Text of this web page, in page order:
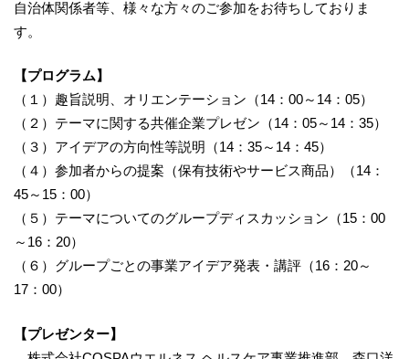
自治体関係者等、様々な方々のご参加をお待ちしておりま
す。
【プログラム】
（１）趣旨説明、オリエンテーション（14：00～14：05）
（２）テーマに関する共催企業プレゼン（14：05～14：35）
（３）アイデアの方向性等説明（14：35～14：45）
（４）参加者からの提案（保有技術やサービス商品）（14：
45～15：00）
（５）テーマについてのグループディスカッション（15：00
～16：20）
（６）グループごとの事業アイデア発表・講評（16：20～
17：00）
【プレゼンター】